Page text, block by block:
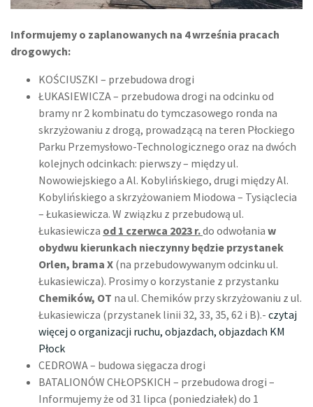
Informujemy o zaplanowanych na 4 września pracach
drogowych:
KOŚCIUSZKI – przebudowa drogi
ŁUKASIEWICZA – przebudowa drogi na odcinku od
bramy nr 2 kombinatu do tymczasowego ronda na
skrzyżowaniu z drogą, prowadzącą na teren Płockiego
Parku Przemysłowo-Technologicznego oraz na dwóch
kolejnych odcinkach: pierwszy – między ul.
Nowowiejskiego a Al. Kobylińskiego, drugi między Al.
Kobylińskiego a skrzyżowaniem Miodowa – Tysiąclecia
– Łukasiewicza. W związku z przebudową ul.
Łukasiewicza od 1 czerwca 2023 r.do odwołania w
obydwu kierunkach nieczynny będzie przystanek
Orlen, brama X (na przebudowywanym odcinku ul.
Łukasiewicza). Prosimy o korzystanie z przystanku
Chemików, OT na ul. Chemików przy skrzyżowaniu z ul.
Łukasiewicza (przystanek linii 32, 33, 35, 62 i B).- czytaj
więcej o organizacji ruchu, objazdach, objazdach KM
Płock
CEDROWA – budowa sięgacza drogi
BATALIONÓW CHŁOPSKICH – przebudowa drogi –
Informujemy że od 31 lipca (poniedziałek) do 1